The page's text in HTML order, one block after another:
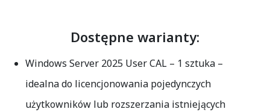
Dostępne warianty:
Windows Server 2025 User CAL – 1 sztuka–
idealna do licencjonowania pojedynczych
użytkowników lub rozszerzania istniejących